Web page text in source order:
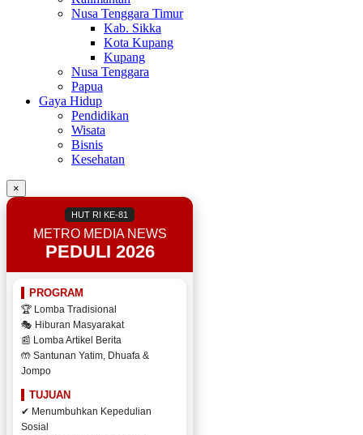
Nusa Tenggara Timur
Kab. Sikka
Kota Kupang
Kupang
Nusa Tenggara
Papua
Gaya Hidup
Pendidikan
Wisata
Bisnis
Kesehatan
×
HUT RI KE-81
METRO MEDIA NEWS
PEDULI 2026
PROGRAM
🏆 Lomba Tradisional
🎭 Hiburan Masyarakat
📰 Lomba Artikel Berita
🤲 Santunan Yatim, Dhuafa &
Jompo
TUJUAN
✔ Menumbuhkan Kepedulian
Sosial